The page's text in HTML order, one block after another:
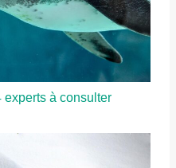
à consulter